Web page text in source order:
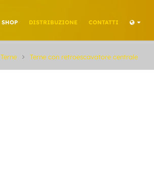
SHOP DISTRIBUZIONE CONTATTI
Terne Terne con retroescavatore centrale